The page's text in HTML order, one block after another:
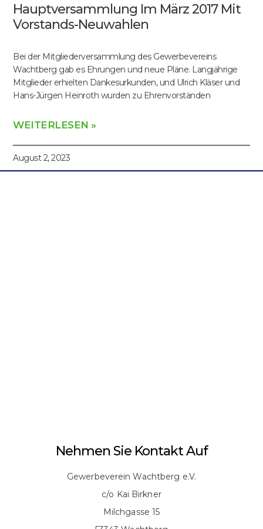
Hauptversammlung Im März 2017 Mit
Vorstands-Neuwahlen
Bei der Mitgliederversammlung des Gewerbevereins
Wachtberg gab es Ehrungen und neue Pläne. Langjährige
Mitglieder erhielten Dankesurkunden, und Ulrich Kläser und
Hans-Jürgen Heinroth wurden zu Ehrenvorständen
WEITERLESEN »
August 2, 2023
Nehmen Sie Kontakt Auf
Gewerbeverein Wachtberg e.V.
c/o Kai Birkner
Milchgasse 15